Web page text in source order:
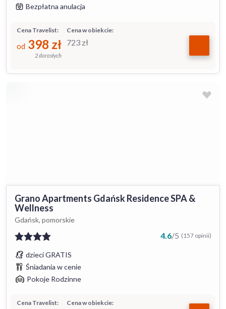
Bezpłatna anulacja
Cena w obiekcie:
723 zł
Cena Travelist:
od 398 zł
2 dorosłych
Grano Apartments Gdańsk Residence SPA &
Wellness
Gdańsk, pomorskie
4.6/5 (157 opinii)
dzieci GRATIS
Śniadania w cenie
Pokoje Rodzinne
Cena w obiekcie:
Cena Travelist: